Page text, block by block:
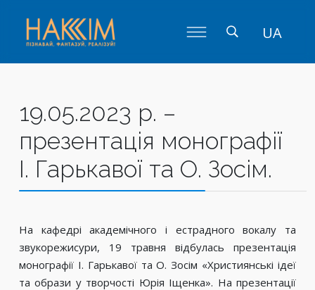
UA
19.05.2023 р. –
презентація монографії
І. Гарькавої та О. Зосім.
На кафедрі академічного і естрадного вокалу та
звукорежисури, 19 травня відбулась презентація
монографії І. Гарькавої та О. Зосім «Християнські ідеї
та образи у творчості Юрія Іщенка». На презентації